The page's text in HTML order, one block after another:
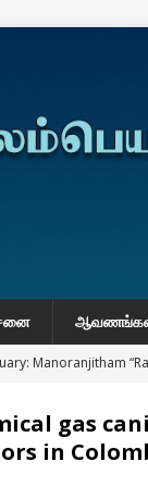
Manoranjitham
Daily Habits That
gas
in